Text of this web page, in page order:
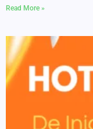
Read More »